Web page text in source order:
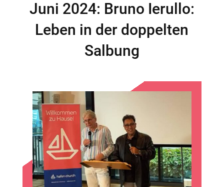
Juni 2024: Bruno Ierullo:
Leben in der doppelten
Salbung